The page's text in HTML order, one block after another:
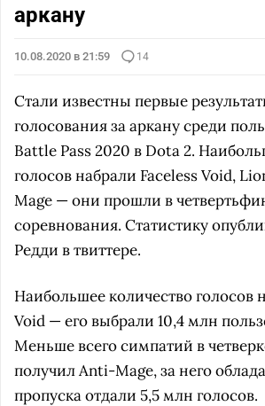
аркану
10.08.2020 в 21:59 14
Стали известны первые
голосования за аркану среди
Battle Pass 2020 в Dota 2.
голосов набрали Faceless Void,
Mage — они прошли в
соревнования. Статистику
Редди в твиттере.
Наибольшее количество голосов
Void — его выбрали 10,4 млн
Меньше всего симпатий в
получил Anti-Mage, за него
пропуска отдали 5,5 млн голосов.